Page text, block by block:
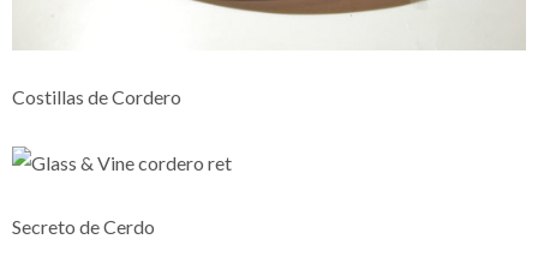
Costillas de Cordero
Secreto de Cerdo